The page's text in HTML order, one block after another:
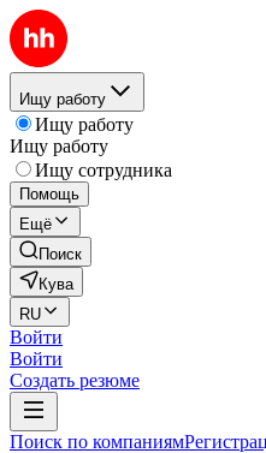
Ищу работу
Ищу работу
Ищу работу
Ищу сотрудника
Помощь
Ещё
Поиск
Кува
RU
Войти
Войти
Создать резюме
Поиск по компаниям